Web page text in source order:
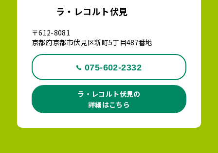
ラ・レコルト伏見
〒612-8081
京都府京都市伏見区新町5丁目487番地
075-602-2332
ラ・レコルト伏見の
詳細はこちら